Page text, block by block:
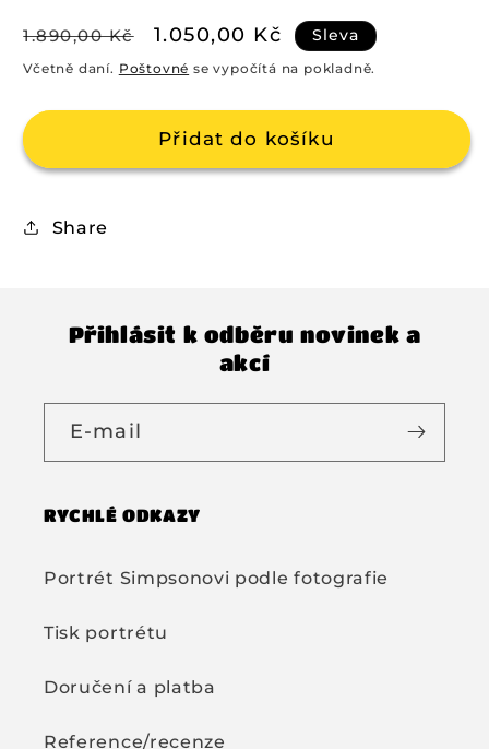
Běžná
cena
1.890,00 Kč
Výprodejová
cena
1.050,00 Kč Sleva
Včetně daní. Poštovné se vypočítá na pokladně.
Přidat do košíku
Share
Přihlásit k odběru novinek a
akcí
E-mail
RYCHLÉ ODKAZY
Portrét Simpsonovi podle fotografie
Tisk portrétu
Doručení a platba
Reference/recenze